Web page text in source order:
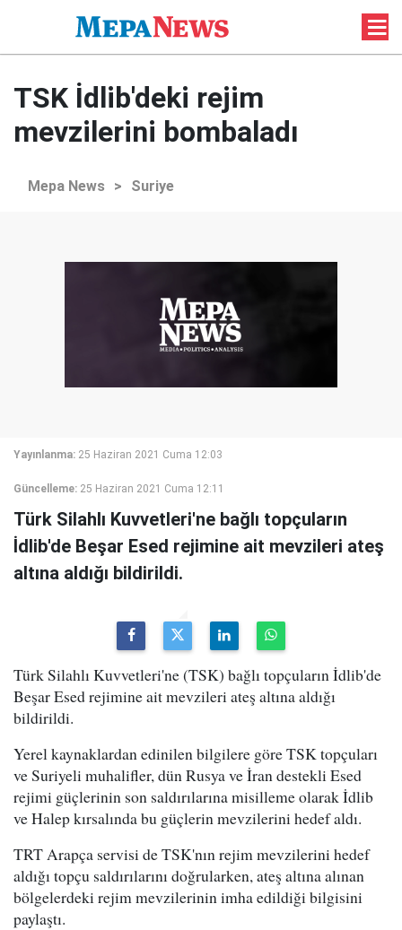
TSK İdlib'deki rejim
mevzilerini bombaladı
Mepa News > Suriye
Yayınlanma: 25 Haziran 2021 Cuma 12:03
Güncelleme: 25 Haziran 2021 Cuma 12:11
Türk Silahlı Kuvvetleri'ne bağlı topçuların
İdlib'de Beşar Esed rejimine ait mevzileri ateş
altına aldığı bildirildi.
Türk Silahlı Kuvvetleri'ne (TSK) bağlı topçuların İdlib'de
Beşar Esed rejimine ait mevzileri ateş altına aldığı
bildirildi.
Yerel kaynaklardan edinilen bilgilere göre TSK topçuları
ve Suriyeli muhalifler, dün Rusya ve İran destekli Esed
rejimi güçlerinin son saldırılarına misilleme olarak İdlib
ve Halep kırsalında bu güçlerin mevzilerini hedef aldı.
TRT Arapça servisi de TSK'nın rejim mevzilerini hedef
aldığı topçu saldırılarını doğrularken, ateş altına alınan
bölgelerdeki rejim mevzilerinin imha edildiği bilgisini
paylaştı.